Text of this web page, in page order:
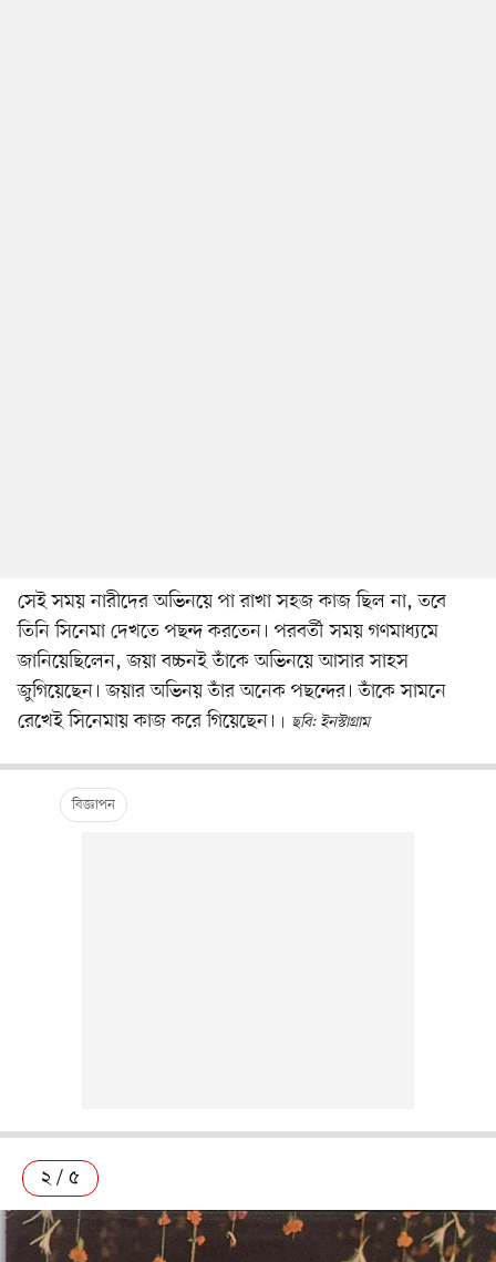
সেই সময় নারীদের অভিনয়ে পা রাখা সহজ কাজ ছিল না, তবে
তিনি সিনেমা দেখতে পছন্দ করতেন। পরবর্তী সময় গণমাধ্যমে
জানিয়েছিলেন, জয়া বচ্চনই তাঁকে অভিনয়ে আসার সাহস
জুগিয়েছেন। জয়ার অভিনয় তাঁর অনেক পছন্দের। তাঁকে সামনে
রেখেই সিনেমায় কাজ করে গিয়েছেন।
ছবি: ইনস্টাগ্রাম
২ / ৫